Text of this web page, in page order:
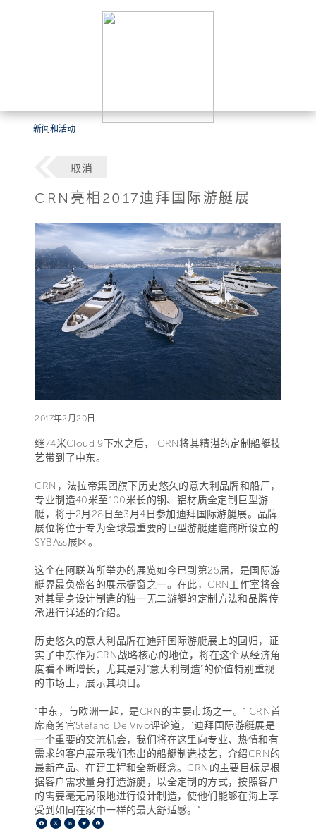
新闻和活动
取消
CRN亮相2017迪拜国际游艇展
2017年2月20日
继74米Cloud 9下水之后， CRN将其精湛的定制船艇技
艺带到了中东。
CRN，法拉帝集团旗下历史悠久的意大利品牌和船厂，
专业制造40米至100米长的钢、铝材质全定制巨型游
艇，将于2月28日至3月4日参加迪拜国际游艇展。品牌
展位将位于专为全球最重要的巨型游艇建造商所设立的
SYBAss展区。
这个在阿联酋所举办的展览如今已到第25届，是国际游
艇界最负盛名的展示橱窗之一。在此，CRN工作室将会
对其量身设计制造的独一无二游艇的定制方法和品牌传
承进行详述的介绍。
历史悠久的意大利品牌在迪拜国际游艇展上的回归，证
实了中东作为CRN战略核心的地位，将在这个从经济角
度看不断增长，尤其是对“意大利制造”的价值特别重视
的市场上，展示其项目。
“中东，与欧洲一起，是CRN的主要市场之一。” CRN首
席商务官Stefano De Vivo评论道，“迪拜国际游艇展是
一个重要的交流机会，我们将在这里向专业、热情和有
需求的客户展示我们杰出的船艇制造技艺，介绍CRN的
最新产品、在建工程和全新概念。CRN的主要目标是根
据客户需求量身打造游艇，以全定制的方式，按照客户
的需要毫无局限地进行设计制造，使他们能够在海上享
受到如同在家中一样的最大舒适感。”
Facebook
X LinkedIn
Telegram